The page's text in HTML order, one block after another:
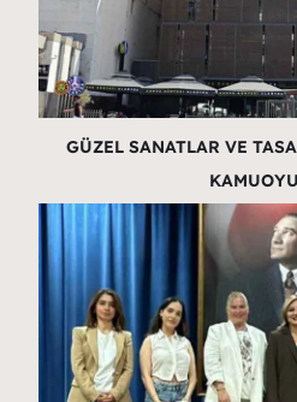
GÜZEL SANATLAR VE